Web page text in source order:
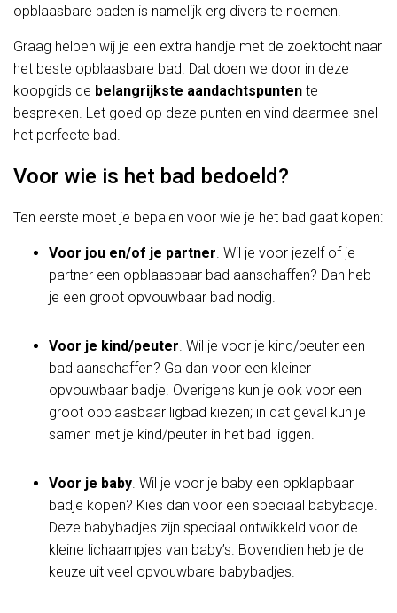
opblaasbare baden is namelijk erg divers te noemen.
Graag helpen wij je een extra handje met de zoektocht naar
het beste opblaasbare bad. Dat doen we door in deze
koopgids de belangrijkste aandachtspunten te
bespreken. Let goed op deze punten en vind daarmee snel
het perfecte bad.
Voor wie is het bad bedoeld?
Ten eerste moet je bepalen voor wie je het bad gaat kopen:
Voor jou en/of je partner. Wil je voor jezelf of je
partner een opblaasbaar bad aanschaffen? Dan heb
je een groot opvouwbaar bad nodig.
Voor je kind/peuter. Wil je voor je kind/peuter een
bad aanschaffen? Ga dan voor een kleiner
opvouwbaar badje. Overigens kun je ook voor een
groot opblaasbaar ligbad kiezen; in dat geval kun je
samen met je kind/peuter in het bad liggen.
Voor je baby. Wil je voor je baby een opklapbaar
badje kopen? Kies dan voor een speciaal babybadje.
Deze babybadjes zijn speciaal ontwikkeld voor de
kleine lichaampjes van baby’s. Bovendien heb je de
keuze uit veel opvouwbare babybadjes.